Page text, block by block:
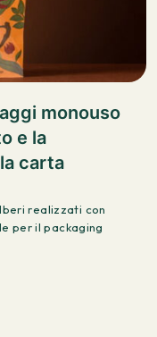
monouso
e la
carta
realizzati con
per il packaging